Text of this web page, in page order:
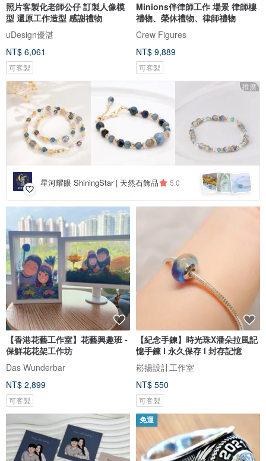
照片客製化老師公仔 訂製人像模
型 還原工作造型 感謝禮物
uDesign優湛
NT$ 6,061
可客製
Minions伴律師工作 場景 律師樓
禮物、榮休禮物、律師禮物
Crew Figures
NT$ 9,889
可客製
推廣
星河耀眼 ShiningStar | 天然石飾品 5.0
【香港花藝工作室】花藝興趣班 -
保鮮花花架工作坊
Das Wunderbar
NT$ 2,899
可客製
【紀念手鍊】時光珠X潘朵拉風記
憶手鍊 l 永久保存 l 封存記憶
崧揚設計工作室
NT$ 550
可客製
免運